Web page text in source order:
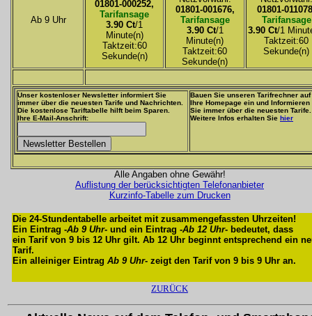
Ab 9 Uhr
01801-000252,
Tarifansage
3.90 Ct/1
Minute(n)
Taktzeit:60
Sekunde(n)
01801-001676,
Tarifansage
3.90 Ct/1
Minute(n)
Taktzeit:60
Sekunde(n)
01801-
Tarifansage
3.90 Ct/1
Taktzeit:60
Sekunde(n)
Unser kostenloser Newsletter informiert Sie
immer über die neuesten Tarife und Nachrichten.
Die kostenlose Tariftabelle hilft beim Sparen.
Ihre E-Mail-Anschrift:
Bauen Sie unseren Tarifrechner auf
Ihre Homepage ein und Informieren
Sie immer über die neuesten Tarife.
Weitere Infos erhalten Sie hier
Alle Angaben ohne Gewähr!
Auflistung der berücksichtigten Telefonanbieter
Kurzinfo-Tabelle zum Drucken
Die 24-Stundentabelle arbeitet mit zusammengefassten Uhrzeiten!
Ein Eintrag -Ab 9 Uhr- und ein Eintrag -Ab 12 Uhr- bedeutet, dass
ein Tarif von 9 bis 12 Uhr gilt. Ab 12 Uhr beginnt entsprechend ein
Tarif.
Ein alleiniger Eintrag Ab 9 Uhr- zeigt den Tarif von 9 bis 9 Uhr an.
ZURÜCK